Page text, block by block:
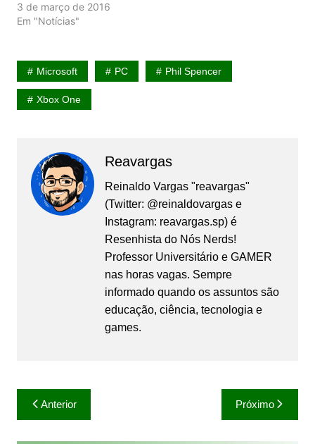
3 de março de 2016
Em "Notícias"
Microsoft PC Phil Spencer
Xbox One
Reavargas
Reinaldo Vargas "reavargas"
(Twitter: @reinaldovargas e
Instagram: reavargas.sp) é
Resenhista do Nós Nerds!
Professor Universitário e GAMER
nas horas vagas. Sempre
informado quando os assuntos são
educação, ciência, tecnologia e
games.
Navegação
de
Anterior Próximo